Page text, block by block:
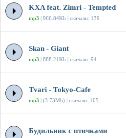
KXA feat. Zimri - Tempted
mp3 | 966.84Kb | скачали: 139
Skan - Giant
mp3 | 888.21Kb | скачали: 94
Tvari - Tokyo-Cafe
mp3 | (3.73Mb) | скачали: 105
Будильник с птичками